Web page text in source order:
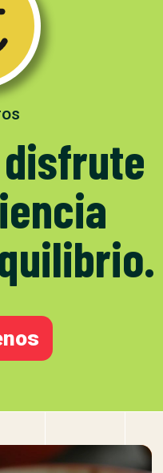
disfrute